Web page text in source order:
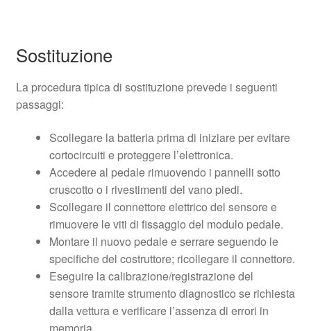
Sostituzione
La procedura tipica di sostituzione prevede i seguenti
passaggi:
Scollegare la batteria prima di iniziare per evitare
cortocircuiti e proteggere l’elettronica.
Accedere al pedale rimuovendo i pannelli sotto
cruscotto o i rivestimenti del vano piedi.
Scollegare il connettore elettrico del sensore e
rimuovere le viti di fissaggio del modulo pedale.
Montare il nuovo pedale e serrare seguendo le
specifiche del costruttore; ricollegare il connettore.
Eseguire la calibrazione/registrazione del
sensore tramite strumento diagnostico se richiesta
dalla vettura e verificare l’assenza di errori in